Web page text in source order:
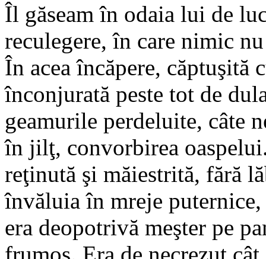
Îl găseam în odaia lui de
reculegere, în care nimic
În acea încăpere, căptuşită
înconjurată peste tot de
geamurile perdeluite, câte
în jilţ, convorbirea
reţinută şi măiestrită, fără
învăluia în mreje puternice,
era deopotrivă meşter pe
frumos. Era de necrezut